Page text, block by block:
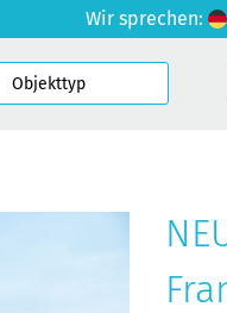
Wir sprechen: